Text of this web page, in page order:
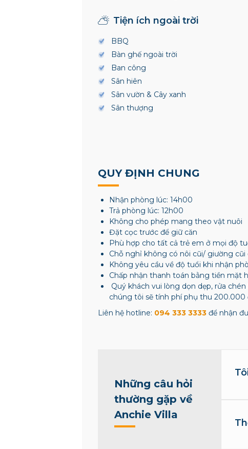
Tiện ích ngoài trời
BBQ
Bàn ghế ngoài trời
Ban công
Sân hiên
Sân vườn & Cây xanh
Sân thượng
QUY ĐỊNH CHUNG
Nhận phòng lúc: 14h00
Trả phòng lúc: 12h00
Không cho phép mang theo vật nuôi
Đặt cọc trước để giữ căn
Phù hợp cho tất cả trẻ em ở mọi độ
Chỗ nghỉ không có nôi cũi/ giường cũi
Không yêu cầu về độ tuổi khi nhận
Chấp nhận thanh toán bằng tiền mặt
Quý khách vui lòng dọn dẹp, rửa
chúng tôi sẽ tính phí phụ thu 200.000
Liên hệ hotline: 094 333 3333để nhận
Những câu hỏi
thường gặp về
Anchie Villa